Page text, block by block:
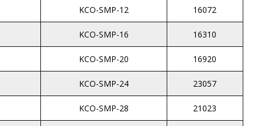
KCO-SMP-12 16072
KCO-SMP-16 16310
KCO-SMP-20 16920
KCO-SMP-24 23057
KCO-SMP-28 21023